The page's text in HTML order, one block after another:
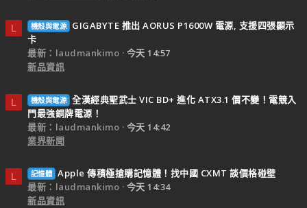
L 機殼與電源
GIGABYTE 推出 AORUS P1600W 電源, 支援四張顯示
卡
最新：laudmankimo
今天 14:57
新品資訊
L 機殼與電源 全漢經典聖武士 VIC BD+ 進化 ATX3.1 價不變！電競入
門最強銅牌電源！
最新：laudmankimo
今天 14:42
業界新聞
L 記憶體 Apple 傳積極搶購記憶體！找中國 CXMT 談價格碰壁
最新：laudmankimo
今天 14:34
新品資訊